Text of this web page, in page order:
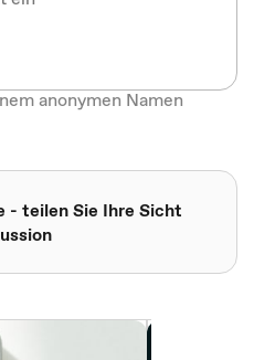
anonymen Namen
- teilen Sie Ihre Sicht